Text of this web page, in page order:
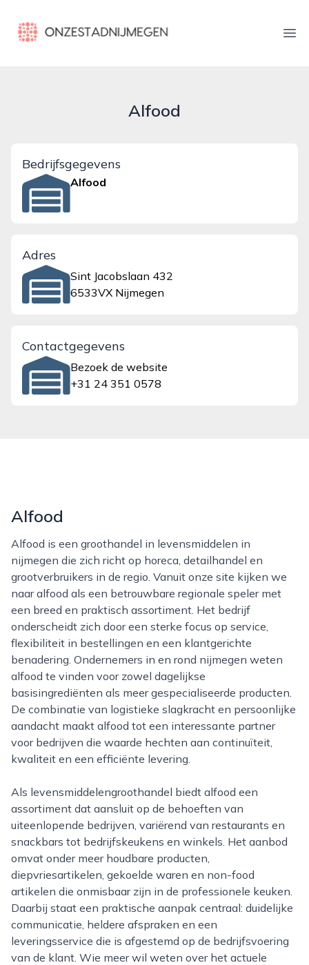
onzestadnijmegen.nl
Alfood
Bedrijfsgegevens
Alfood
Adres
Sint Jacobslaan 432
6533VX Nijmegen
Contactgegevens
Bezoek de website
+31 24 351 0578
Alfood
Alfood is een groothandel in levensmiddelen in
nijmegen die zich richt op horeca, detailhandel en
grootverbruikers in de regio. Vanuit onze site kijken we
naar alfood als een betrouwbare regionale speler met
een breed en praktisch assortiment. Het bedrijf
onderscheidt zich door een sterke focus op service,
flexibiliteit in bestellingen en een klantgerichte
benadering. Ondernemers in en rond nijmegen weten
alfood te vinden voor zowel dagelijkse
basisingrediënten als meer gespecialiseerde producten.
De combinatie van logistieke slagkracht en persoonlijke
aandacht maakt alfood tot een interessante partner
voor bedrijven die waarde hechten aan continuïteit,
kwaliteit en een efficiënte levering.
Als levensmiddelengroothandel biedt alfood een
assortiment dat aansluit op de behoeften van
uiteenlopende bedrijven, variërend van restaurants en
snackbars tot bedrijfskeukens en winkels. Het aanbod
omvat onder meer houdbare producten,
diepvriesartikelen, gekoelde waren en non-food
artikelen die onmisbaar zijn in de professionele keuken.
Daarbij staat een praktische aanpak centraal: duidelijke
communicatie, heldere afspraken en een
leveringsservice die is afgestemd op de bedrijfsvoering
van de klant. Wie meer wil weten over het actuele